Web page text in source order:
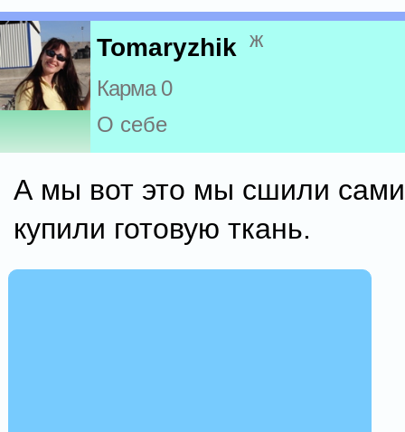
Tomaryzhik ж
Карма 0
О себе
А мы вот это мы сшили
купили готовую ткань.